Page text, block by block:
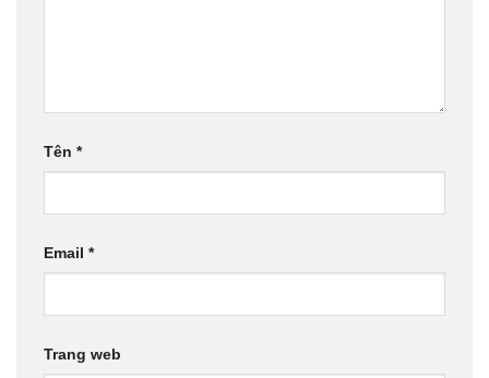
Tên *
Email *
Trang web